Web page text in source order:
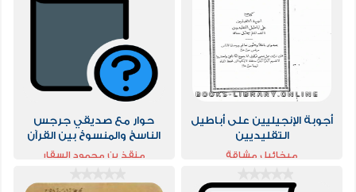
أجوبة الإنجيليين على أباطيل
التقليديين
ميخائيل مشاقة
حوار مع صديقي جرجس
الناسخ والمنسوخ بين القرآن
الكريم والالمقدس
منقذ بن محمود السقار